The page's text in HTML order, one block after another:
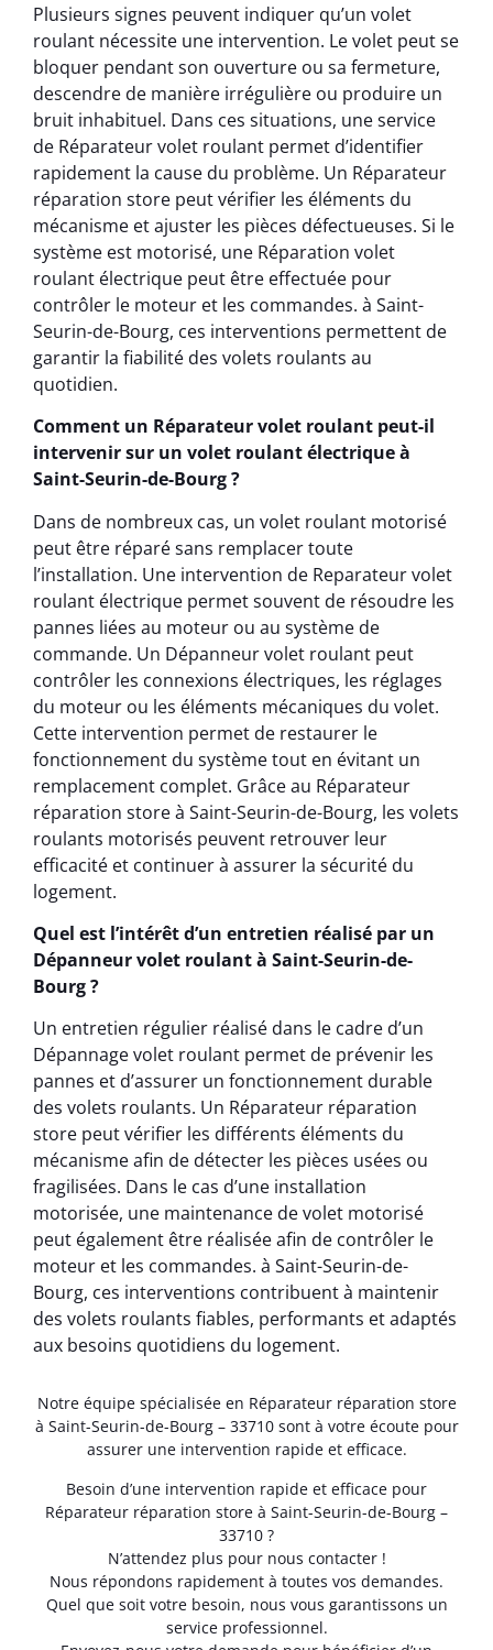
Plusieurs signes peuvent indiquer qu’un volet
roulant nécessite une intervention. Le volet peut se
bloquer pendant son ouverture ou sa fermeture,
descendre de manière irrégulière ou produire un
bruit inhabituel. Dans ces situations, une service
de Réparateur volet roulant permet d’identifier
rapidement la cause du problème. Un Réparateur
réparation store peut vérifier les éléments du
mécanisme et ajuster les pièces défectueuses. Si le
système est motorisé, une Réparation volet
roulant électrique peut être effectuée pour
contrôler le moteur et les commandes. à Saint-
Seurin-de-Bourg, ces interventions permettent de
garantir la fiabilité des volets roulants au
quotidien.
Comment un Réparateur volet roulant peut-il
intervenir sur un volet roulant électrique à
Saint-Seurin-de-Bourg ?
Dans de nombreux cas, un volet roulant motorisé
peut être réparé sans remplacer toute
l’installation. Une intervention de Reparateur volet
roulant électrique permet souvent de résoudre les
pannes liées au moteur ou au système de
commande. Un Dépanneur volet roulant peut
contrôler les connexions électriques, les réglages
du moteur ou les éléments mécaniques du volet.
Cette intervention permet de restaurer le
fonctionnement du système tout en évitant un
remplacement complet. Grâce au Réparateur
réparation store à Saint-Seurin-de-Bourg, les volets
roulants motorisés peuvent retrouver leur
efficacité et continuer à assurer la sécurité du
logement.
Quel est l’intérêt d’un entretien réalisé par un
Dépanneur volet roulant à Saint-Seurin-de-
Bourg ?
Un entretien régulier réalisé dans le cadre d’un
Dépannage volet roulant permet de prévenir les
pannes et d’assurer un fonctionnement durable
des volets roulants. Un Réparateur réparation
store peut vérifier les différents éléments du
mécanisme afin de détecter les pièces usées ou
fragilisées. Dans le cas d’une installation
motorisée, une maintenance de volet motorisé
peut également être réalisée afin de contrôler le
moteur et les commandes. à Saint-Seurin-de-
Bourg, ces interventions contribuent à maintenir
des volets roulants fiables, performants et adaptés
aux besoins quotidiens du logement.
Notre équipe spécialisée en Réparateur réparation store
à Saint-Seurin-de-Bourg – 33710 sont à votre écoute pour
assurer une intervention rapide et efficace.
Besoin d’une intervention rapide et efficace pour
Réparateur réparation store à Saint-Seurin-de-Bourg –
33710 ?
N’attendez plus pour nous contacter !
Nous répondons rapidement à toutes vos demandes.
Quel que soit votre besoin, nous vous garantissons un
service professionnel.